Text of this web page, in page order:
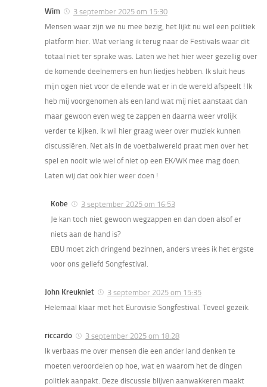
Wim
3 september 2025 om 15:30
Mensen waar zijn we nu mee bezig, het lijkt nu wel een politiek
platform hier. Wat verlang ik terug naar de Festivals waar dit
totaal niet ter sprake was. Laten we het hier weer gezellig over
de komende deelnemers en hun liedjes hebben. Ik sluit heus
mijn ogen niet voor de ellende wat er in de wereld afspeelt ! Ik
heb mij voorgenomen als een land wat mij niet aanstaat dan
maar gewoon even weg te zappen en daarna weer vrolijk
verder te kijken. Ik wil hier graag weer over muziek kunnen
discussiëren. Net als in de voetbalwereld praat men over het
spel en nooit wie wel of niet op een EK/WK mee mag doen.
Laten wij dat ook hier weer doen !
Kobe
3 september 2025 om 16:53
Je kan toch niet gewoon wegzappen en dan doen alsof er
niets aan de hand is?
EBU moet zich dringend bezinnen, anders vrees ik het ergste
voor ons geliefd Songfestival.
John Kreukniet
3 september 2025 om 15:35
Helemaal klaar met het Eurovisie Songfestival. Teveel gezeik.
riccardo
3 september 2025 om 18:28
Ik verbaas me over mensen die een ander land denken te
moeten veroordelen op hoe, wat en waarom het de dingen
politiek aanpakt. Deze discussie blijven aanwakkeren maakt